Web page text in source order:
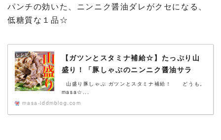
パンチの効いた、ニンニク醤油ダレがクセになる、
低糖質な１品☆
【ガツンとスタミナ補給☆】たっぷり山
盛り！「豚しゃぶのニンニク醤油サラ
ダ」の作り方【低糖質レシピ】
山盛り豚しゃぶ ガツンとスタミナ補給！ どうも。
masa☆...
masa-iddmblog.com